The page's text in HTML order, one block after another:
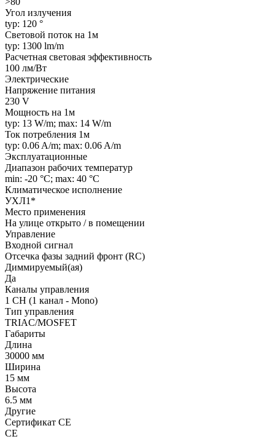
Угол излучения
typ: 120 °
Световой поток на 1м
typ: 1300 lm/m
Расчетная световая эффективность
100 лм/Вт
Электрические
Напряжение питания
230 V
Мощность на 1м
typ: 13 W/m; max: 14 W/m
Ток потребления 1м
typ: 0.06 A/m; max: 0.06 A/m
Эксплуатационные
Диапазон рабочих температур
min: -20 °C; max: 40 °C
Климатическое исполнение
УХЛ1*
Место применения
На улице открыто / в помещении
Управление
Входной сигнал
Отсечка фазы задний фронт (RC)
Диммируемый(ая)
Да
Каналы управления
1 CH (1 канал - Mono)
Тип управления
TRIAC/MOSFET
Габариты
Длина
30000 мм
Ширина
15 мм
Высота
6.5 мм
Другие
Сертификат CE
CE